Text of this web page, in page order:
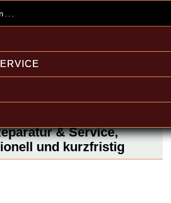
& Service,
und kurzfristig